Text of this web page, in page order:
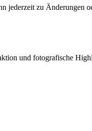
jederzeit zu Änderungen
und fotografische